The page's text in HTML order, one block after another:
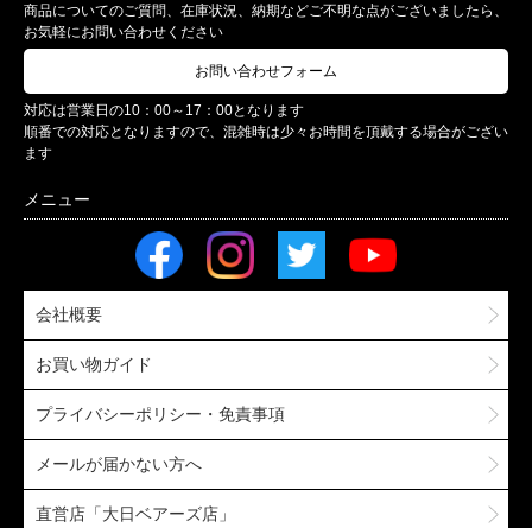
商品についてのご質問、在庫状況、納期などご不明な点がございましたら、
お気軽にお問い合わせください
お問い合わせフォーム
対応は営業日の10：00～17：00となります
順番での対応となりますので、混雑時は少々お時間を頂戴する場合がござい
ます
会社概要
お買い物ガイド
プライバシーポリシー・免責事項
メールが届かない方へ
直営店「大日ベアーズ店」